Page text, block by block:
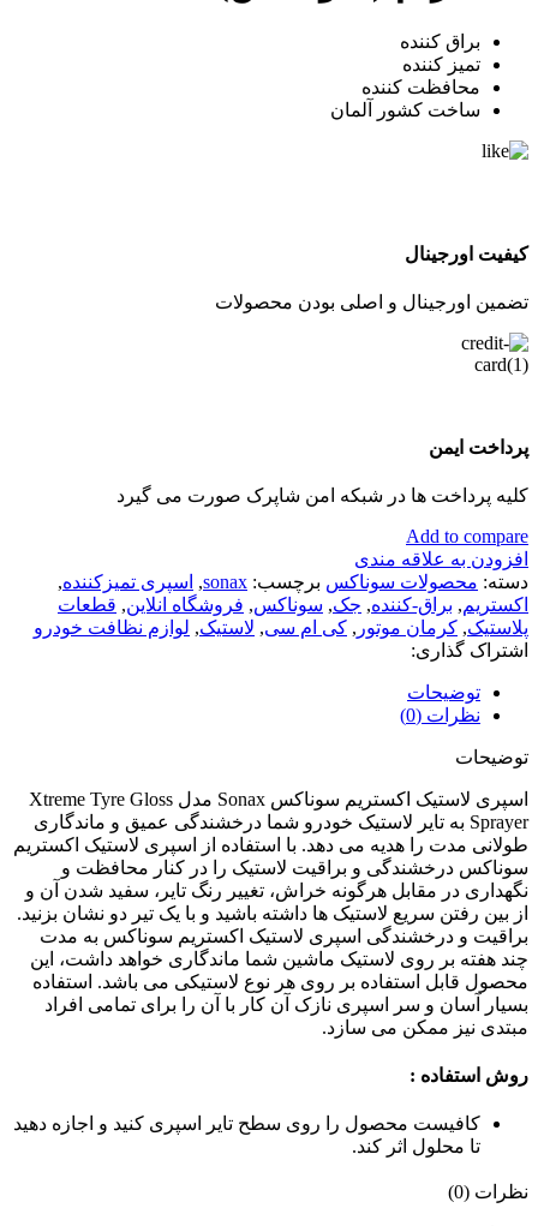
براق کننده
تمیز کننده
محافظت کننده
ساخت کشور آلمان
کیفیت اورجینال
تضمین اورجینال و اصلی بودن محصولات
پرداخت ایمن
کلیه پرداخت ها در شبکه امن شاپرک صورت می گیرد
Add to compare
افزودن به علاقه مندی
دسته: محصولات سوناکس برچسب: sonax
, اسپری تمیزکننده,
اکستریم, براق-کننده, جک, سوناکس, فروشگاه انلاین, قطعات
پلاستیک, کرمان موتور , کی ام سی, لاستیک, لوازم نظافت خودرو
اشتراک گذاری:
توضیحات
نظرات (0)
توضیحات
اسپری لاستیک اکستریم سوناکس Sonax مدل Xtreme Tyre Gloss
Sprayer به تایر لاستیک خودرو شما درخشندگی عمیق و ماندگاری
طولانی مدت را هدیه می دهد. با استفاده از اسپری لاستیک اکستریم
سوناکس درخشندگی و براقیت لاستیک را در کنار محافظت و
نگهداری در مقابل هرگونه خراش، تغییر رنگ تایر، سفید شدن آن و
از بین رفتن سریع لاستیک ها داشته باشید و با یک تیر دو نشان بزنید.
براقیت و درخشندگی اسپری لاستیک اکستریم سوناکس به مدت
چند هفته بر روی لاستیک ماشین شما ماندگاری خواهد داشت، این
محصول قابل استفاده بر روی هر نوع لاستیکی می باشد. استفاده
بسیار آسان و سر اسپری نازک آن کار با آن را برای تمامی افراد
مبتدی نیز ممکن می سازد.
روش استفاده :
کافیست محصول را روی سطح تایر اسپری کنید و اجازه دهید
تا محلول اثر کند.
نظرات (0)